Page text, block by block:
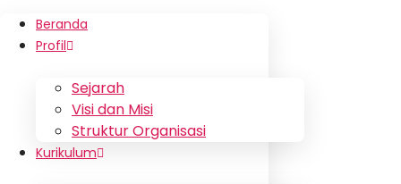
Beranda
Profil
Sejarah
Visi dan Misi
Struktur Organisasi
Kurikulum